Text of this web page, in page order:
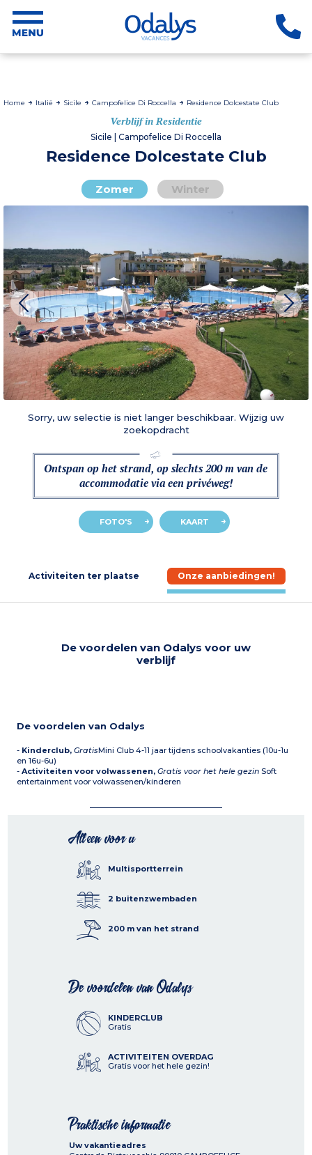
Home Italië Sicile Campofelice Di Roccella Residence Dolcestate Club
Verblijf in Residentie
Sicile | Campofelice Di Roccella
Residence Dolcestate Club
Zomer Winter
Sorry, uw selectie is niet langer beschikbaar. Wijzig uw
zoekopdracht
Ontspan op het strand, op slechts 200 m van de
accommodatie via een privéweg!
FOTO'S KAART
Activiteiten ter plaatse Onze aanbiedingen!
De voordelen van Odalys voor uw
verblijf
De voordelen van Odalys
- Kinderclub,GratisMini Club 4-11 jaar tijdens schoolvakanties (10u-1u
en 16u-6u)
-Activiteiten voor volwassenen,Gratis voor het hele gezin Soft
entertainment voor volwassenen/kinderen
Alleen voor u
Multisportterrein
2 buitenzwembaden
200 m van het strand
De voordelen van Odalys
KINDERCLUB
Gratis
ACTIVITEITEN OVERDAG
Gratis voor het hele gezin!
Praktische informatie
Uw vakantieadres